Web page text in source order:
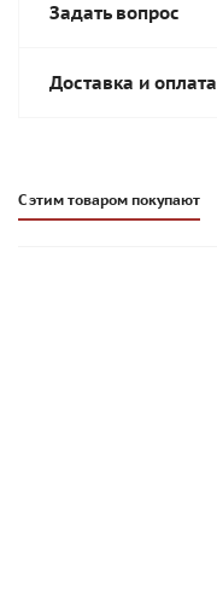
Задать вопрос
Доставка и оплата
С этим товаром покупают